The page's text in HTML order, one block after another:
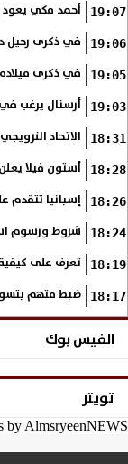
19:07 أحمد مكي يعود إلى السينما بعد
19:06 في ذكرى رحيل
19:05 في ذكرى
19:03 أرسنال يرغب
18:31 الاتحاد
18:28 أستون فيلا
18:26 إسبانيا تتقدم على مصر 13-12 في الشوط الأول.. وناشئات الفراعنة
18:24 شروط ورسوم
18:19 تعرف على
18:17 ضبط متهم
الفيس بوك
تويتر
by AlmsryeenNEWS